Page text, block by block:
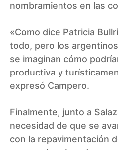
nombramientos en las
«Como dice Patricia
todo, pero los
se imaginan cómo
productiva y
expresó Campero.
Finalmente, junto a
necesidad de que se
con la repavimentación